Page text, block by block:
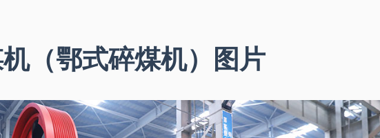
（鄂式碎煤机）图片